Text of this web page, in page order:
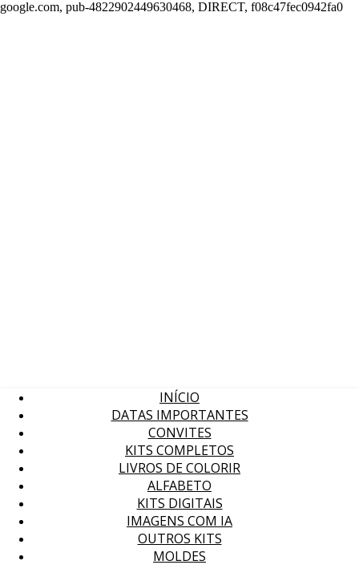
google.com, pub-4822902449630468, DIRECT, f08c47fec0942fa0
INÍCIO
DATAS IMPORTANTES
CONVITES
KITS COMPLETOS
LIVROS DE COLORIR
ALFABETO
KITS DIGITAIS
IMAGENS COM IA
OUTROS KITS
MOLDES